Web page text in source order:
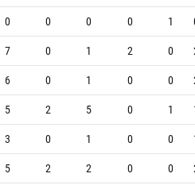
0 0 0 0 1
7 0 1 2 0
6 0 1 0 0
5 2 5 0 1
3 0 1 0 0
5 2 2 0 0